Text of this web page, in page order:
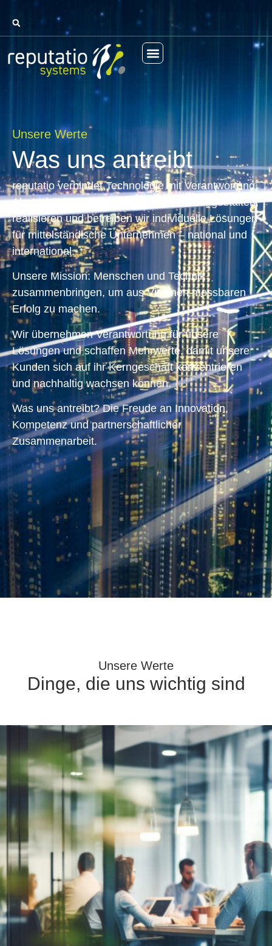
Unsere Werte
Was uns antreibt
reputatio verbindet Technologie mit Verantwortung.
Als Architekt moderner IT-Infrastrukturen gestalten,
realisieren und betreiben wir individuelle Lösungen
für mittelständische Unternehmen – national und
international.
Unsere Mission: Menschen und Technik
zusammenbringen, um aus Visionen messbaren
Erfolg zu machen.
Wir übernehmen Verantwortung für unsere
Lösungen und schaffen Mehrwerte, damit unsere
Kunden sich auf ihr Kerngeschäft konzentrieren
und nachhaltig wachsen können.
Was uns antreibt? Die Freude an Innovation,
Kompetenz und partnerschaftlicher
Zusammenarbeit.
Unsere Werte
Dinge, die uns wichtig sind